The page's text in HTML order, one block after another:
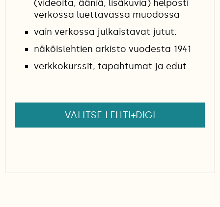
(videoita, ääniä, lisäkuvia) helposti
verkossa luettavassa muodossa
vain verkossa julkaistavat jutut.
näköislehtien arkisto vuodesta 1941
verkkokurssit, tapahtumat ja edut
VALITSE LEHTI+DIGI